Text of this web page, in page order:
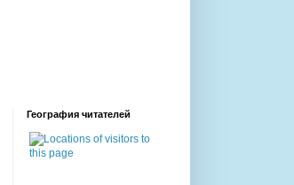
География читателей